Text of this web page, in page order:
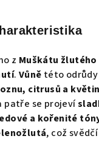
z Muškátu žlutého
. Vůně této
citrusů a květin
patře se projeví
a kořenité
, což